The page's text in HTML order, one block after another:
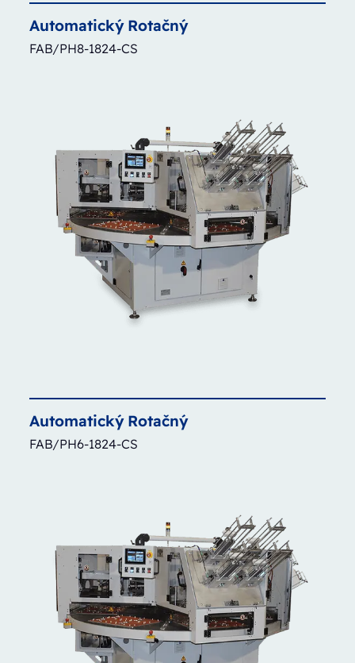
Automatický Rotačný
FAB/PH8-1824-CS
Automatický Rotačný
FAB/PH6-1824-CS